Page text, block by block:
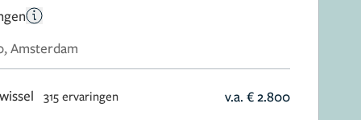
Amsterdam
315 ervaringen v.a. € 2.800